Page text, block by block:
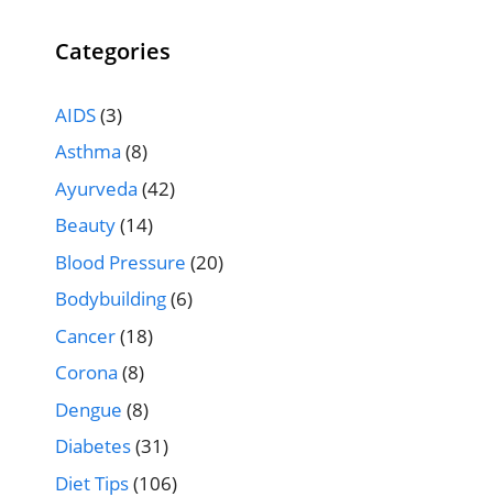
Categories
AIDS(3)
Asthma (8)
Ayurveda (42)
Beauty(14)
Blood Pressure (20)
Bodybuilding(6)
Cancer(18)
Corona (8)
Dengue (8)
Diabetes(31)
Diet Tips(106)